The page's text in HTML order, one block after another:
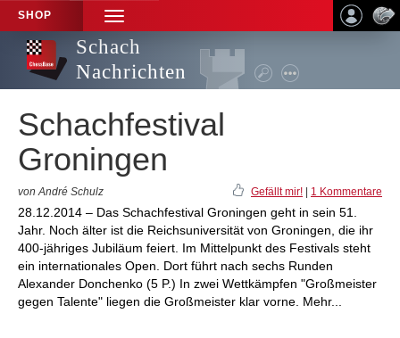
SHOP
TOGGLE
NAVIGATION
Schach
Nachrichten
Schachfestival
Groningen
von André Schulz Gefällt mir! 1 Kommentare
28.12.2014 – Das Schachfestival Groningen geht in sein 51.
Jahr. Noch älter ist die Reichsuniversität von Groningen, die ihr
400-jähriges Jubiläum feiert. Im Mittelpunkt des Festivals steht
ein internationales Open. Dort führt nach sechs Runden
Alexander Donchenko (5 P.) In zwei Wettkämpfen "Großmeister
gegen Talente" liegen die Großmeister klar vorne. Mehr...